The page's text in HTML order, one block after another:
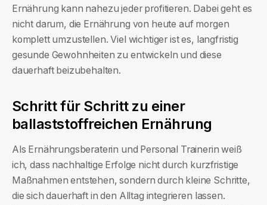
Ernährung kann nahezu jeder profitieren. Dabei geht es
nicht darum, die Ernährung von heute auf morgen
komplett umzustellen. Viel wichtiger ist es, langfristig
gesunde Gewohnheiten zu entwickeln und diese
dauerhaft beizubehalten.
Schritt für Schritt zu einer
ballaststoffreichen Ernährung
Als Ernährungsberaterin und Personal Trainerin weiß
ich, dass nachhaltige Erfolge nicht durch kurzfristige
Maßnahmen entstehen, sondern durch kleine Schritte,
die sich dauerhaft in den Alltag integrieren lassen.